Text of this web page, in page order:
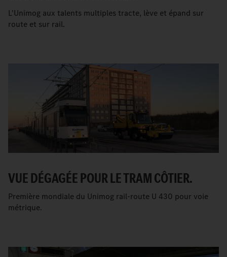
L'Unimog aux talents multiples tracte, lève et épand sur
route et sur rail.
VUE DÉGAGÉE POUR LE TRAM CÔTIER.
Première mondiale du Unimog rail-route U 430 pour voie
métrique.